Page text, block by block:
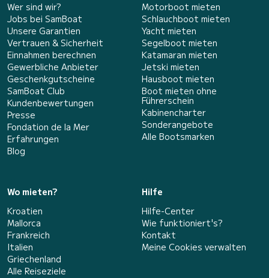
Wer sind wir?
Jobs bei SamBoat
Unsere Garantien
Vertrauen & Sicherheit
Einnahmen berechnen
Gewerbliche Anbieter
Geschenkgutscheine
SamBoat Club
Kundenbewertungen
Presse
Fondation de la Mer
Erfahrungen
Blog
Motorboot mieten
Schlauchboot mieten
Yacht mieten
Segelboot mieten
Katamaran mieten
Jetski mieten
Hausboot mieten
Boot mieten ohne
Führerschein
Kabinencharter
Sonderangebote
Alle Bootsmarken
Wo mieten?
Kroatien
Mallorca
Frankreich
Italien
Griechenland
Alle Reiseziele
Hilfe
Hilfe-Center
Wie funktioniert's?
Kontakt
Meine Cookies verwalten